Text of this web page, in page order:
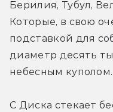
Берилия, Тубул,
Которые, в свою
подставкой для
диаметр десять
небесным куполом.
С Диска стекает